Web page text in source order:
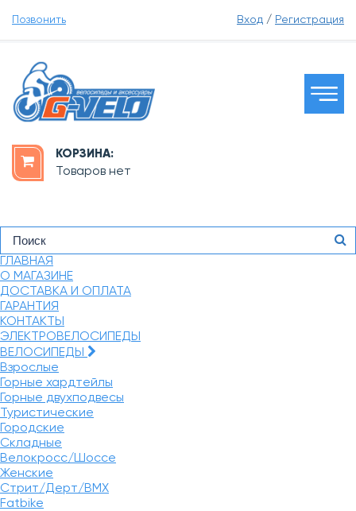
Позвонить Вход / Регистрация
КОРЗИНА:
Товаров нет
ГЛАВНАЯ
О МАГАЗИНЕ
ДОСТАВКА И ОПЛАТА
ГАРАНТИЯ
КОНТАКТЫ
ЭЛЕКТРОВЕЛОСИПЕДЫ
ВЕЛОСИПЕДЫ
Взрослые
Горные хардтейлы
Горные двухподвесы
Туристические
Городские
Складные
Велокросс/Шоссе
Женские
Стрит/Дерт/BMX
Fatbike